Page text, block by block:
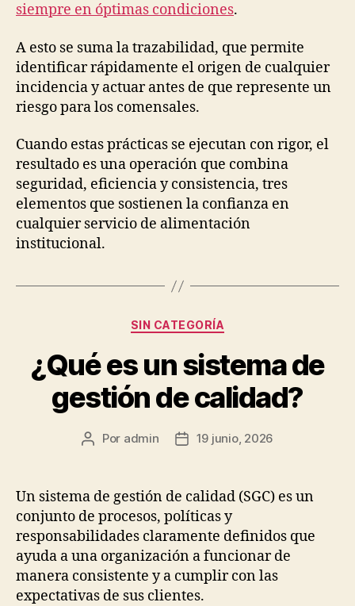
siempre en óptimas condiciones.
A esto se suma la trazabilidad, que permite
identificar rápidamente el origen de cualquier
incidencia y actuar antes de que represente un
riesgo para los comensales.
Cuando estas prácticas se ejecutan con rigor, el
resultado es una operación que combina
seguridad, eficiencia y consistencia, tres
elementos que sostienen la confianza en
cualquier servicio de alimentación
institucional.
Categorías
SIN CATEGORÍA
¿Qué es un sistema de
gestión de calidad?
Autor
publicación
Por admin
Fecha
publicación
19 junio, 2026
Un sistema de gestión de calidad (SGC) es un
conjunto de procesos, políticas y
responsabilidades claramente definidos que
ayuda a una organización a funcionar de
manera consistente y a cumplir con las
expectativas de sus clientes.